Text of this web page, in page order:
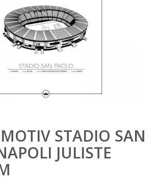
STADIO SAN
JULISTE